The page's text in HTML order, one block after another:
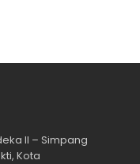
II – Simpang
Kota